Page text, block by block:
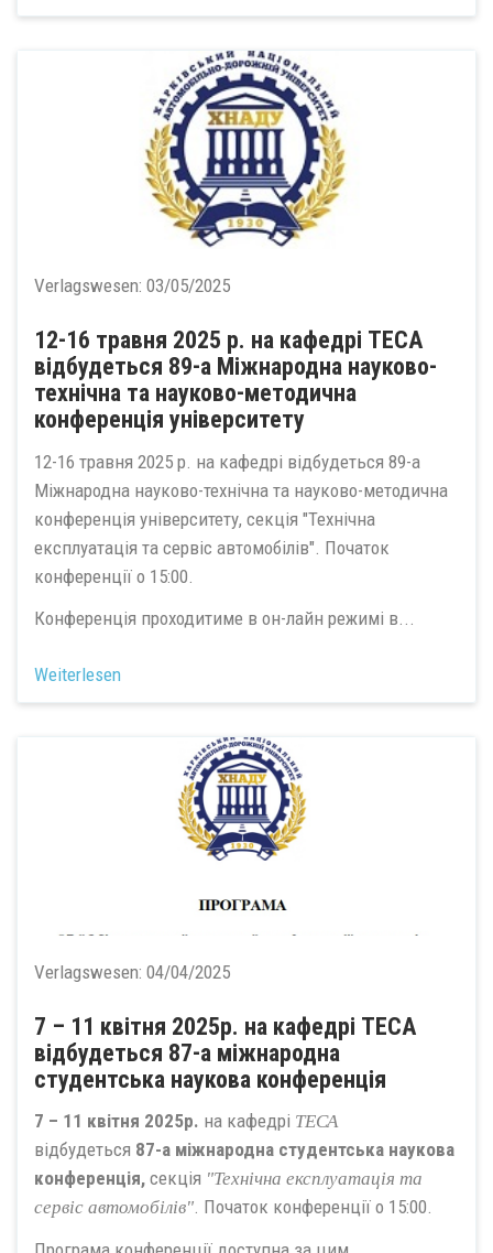
Verlagswesen: 03/05/2025
12-16 травня 2025 р. на кафедрі ТЕСА
відбудеться 89-а Міжнародна науково-
технічна та науково-методична
конференція університету
12-16 травня 2025 р. на кафедрі відбудеться 89-а
Міжнародна науково-технічна та науково-методична
конференція університету, секція "Технічна
експлуатація та сервіс автомобілів". Початок
конференції о 15:00.
Конференція проходитиме в он-лайн режимі в...
Weiterlesen
Verlagswesen: 04/04/2025
7 – 11 квітня 2025р. на кафедрі ТЕСА
відбудеться 87-а міжнародна
студентська наукова конференція
7 – 11 квітня 2025р. на кафедрі ТЕСА
відбудеться 87-а міжнародна студентська наукова
конференція, секція "Технічна експлуатація та
сервіс автомобілів". Початок конференції о 15:00.